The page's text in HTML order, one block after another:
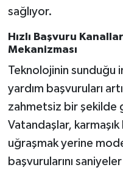
sağlıyor.
Hızlı Başvuru
Mekanizması
Teknolojinin sunduğu
yardım başvuruları
zahmetsiz bir şekilde
Vatandaşlar,
uğraşmak yerine
başvurularını